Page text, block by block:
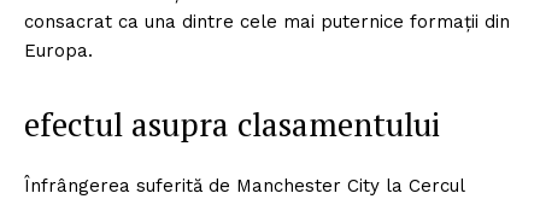
consacrat ca una dintre cele mai puternice formații din
Europa.
efectul asupra clasamentului
Înfrângerea suferită de Manchester City la Cercul